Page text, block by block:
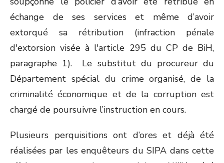
échange de ses services et même d’avoir
extorqué sa rétribution (infraction pénale
d'extorsion visée à l'article 295 du CP de BiH,
paragraphe 1). Le substitut du procureur du
Département spécial du crime organisé, de la
criminalité économique et de la corruption est
chargé de poursuivre l’instruction en cours.
Plusieurs perquisitions ont d’ores et déjà été
réalisées par les enquêteurs du SIPA dans cette